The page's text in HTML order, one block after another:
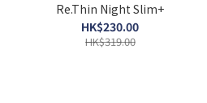
Re.Thin Night Slim+
HK$230.00
HK$319.00